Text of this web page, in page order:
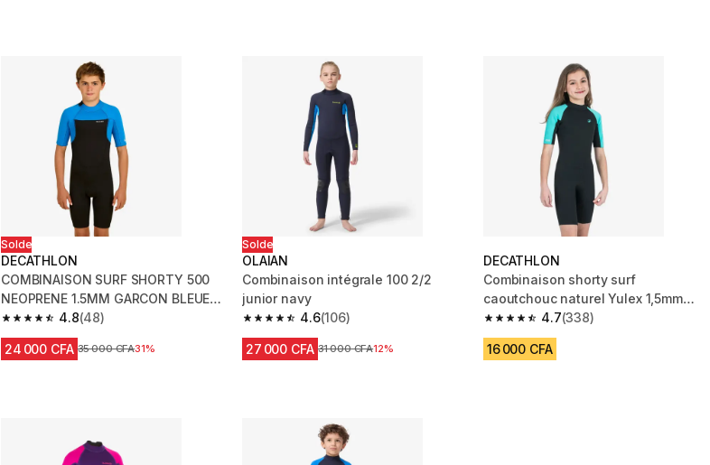
Solde
DECATHLON
COMBINAISON SURF SHORTY 500
NEOPRENE 1.5MM GARCON BLEUE
NOIRE
4.8
4.8 out of 5 stars from 48 reviews
(48)
24 000 CFA Prix avant réduction
35 000 CFA31%
Solde
OLAIAN
Combinaison intégrale 100 2/2
junior navy
4.6
4.6 out of 5 stars from 106 reviews
(106)
27 000 CFA Prix avant réduction
31 000 CFA12%
DECATHLON
Combinaison shorty surf
caoutchouc naturel Yulex 1,5mm
enfant, 100 noir bleu
4.7
4.7 out of 5 stars from 338 reviews
(338)
16 000 CFA